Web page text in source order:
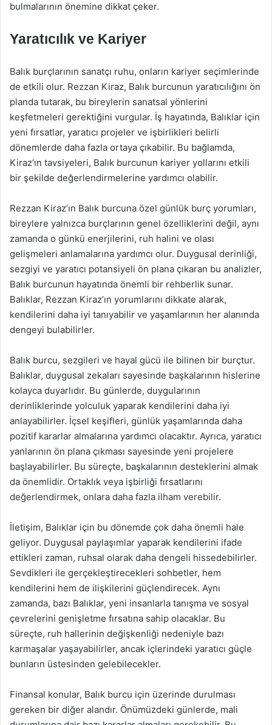
bulmalarının önemine dikkat çeker.
Yaratıcılık ve Kariyer
Balık burçlarının sanatçı ruhu, onların kariyer seçimlerinde
de etkili olur. Rezzan Kiraz, Balık burcunun yaratıcılığını ön
planda tutarak, bu bireylerin sanatsal yönlerini
keşfetmeleri gerektiğini vurgular. İş hayatında, Balıklar için
yeni fırsatlar, yaratıcı projeler ve işbirlikleri belirli
dönemlerde daha fazla ortaya çıkabilir. Bu bağlamda,
Kiraz’ın tavsiyeleri, Balık burcunun kariyer yollarını etkili
bir şekilde değerlendirmelerine yardımcı olabilir.
Rezzan Kiraz’ın Balık burcuna özel günlük burç yorumları,
bireylere yalnızca burçlarının genel özelliklerini değil, aynı
zamanda o günkü enerjilerini, ruh halini ve olası
gelişmeleri anlamalarına yardımcı olur. Duygusal derinliği,
sezgiyi ve yaratıcı potansiyeli ön plana çıkaran bu analizler,
Balık burcunun hayatında önemli bir rehberlik sunar.
Balıklar, Rezzan Kiraz’ın yorumlarını dikkate alarak,
kendilerini daha iyi tanıyabilir ve yaşamlarının her alanında
dengeyi bulabilirler.
Balık burcu, sezgileri ve hayal gücü ile bilinen bir burçtur.
Balıklar, duygusal zekaları sayesinde başkalarının hislerine
kolayca duyarlıdır. Bu günlerde, duygularının
derinliklerinde yolculuk yaparak kendilerini daha iyi
anlayabilirler. İçsel keşifleri, günlük yaşamlarında daha
pozitif kararlar almalarına yardımcı olacaktır. Ayrıca, yaratıcı
yanlarının ön plana çıkması sayesinde yeni projelere
başlayabilirler. Bu süreçte, başkalarının desteklerini almak
da önemlidir. Ortaklık veya işbirliği fırsatlarını
değerlendirmek, onlara daha fazla ilham verebilir.
İletişim, Balıklar için bu dönemde çok daha önemli hale
geliyor. Duygusal paylaşımlar yaparak kendilerini ifade
ettikleri zaman, ruhsal olarak daha dengeli hissedebilirler.
Sevdikleri ile gerçekleştirecekleri sohbetler, hem
kendilerini hem de ilişkilerini güçlendirecek. Aynı
zamanda, bazı Balıklar, yeni insanlarla tanışma ve sosyal
çevrelerini genişletme fırsatına sahip olacaklar. Bu
süreçte, ruh hallerinin değişkenliği nedeniyle bazı
karmaşalar yaşayabilirler, ancak içlerindeki yaratıcı güçle
bunların üstesinden gelebilecekler.
Finansal konular, Balık burcu için üzerinde durulması
gereken bir diğer alandır. Önümüzdeki günlerde, mali